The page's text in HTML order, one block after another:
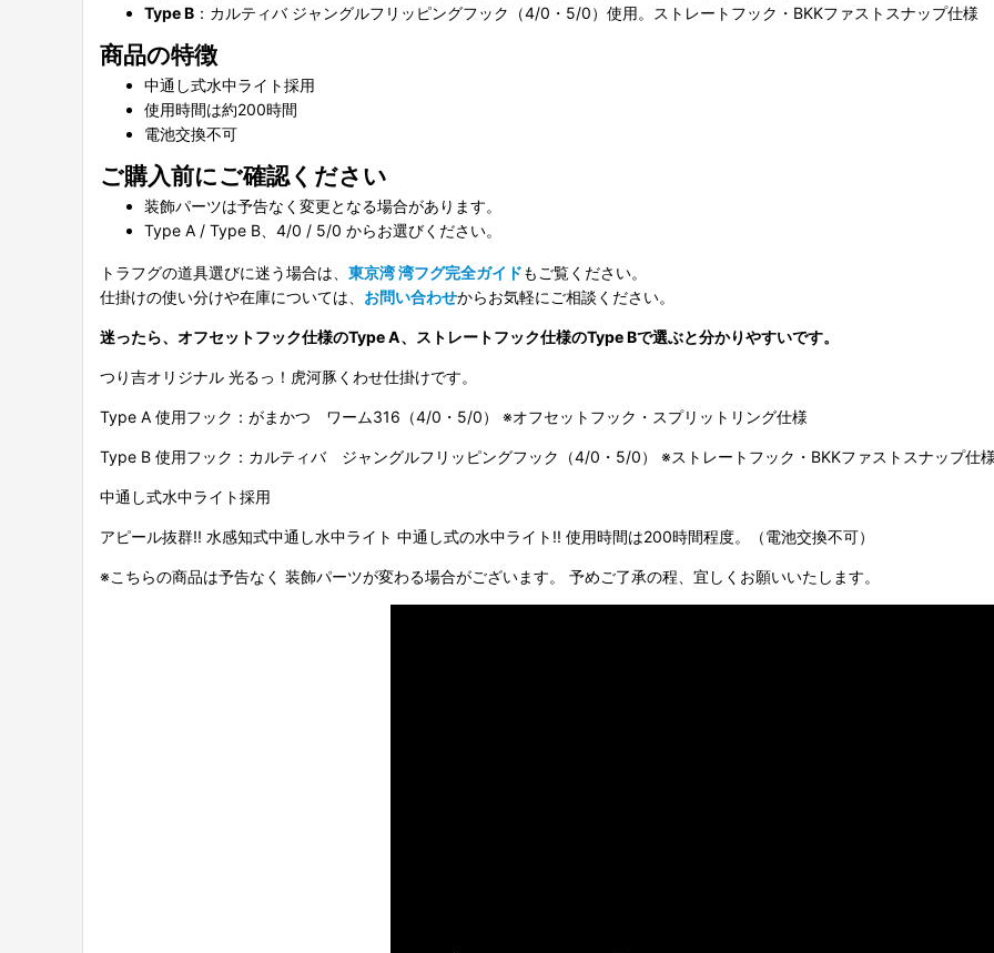
Type B ：カルティバ ジャングルフリッピングフック（4/0・5/0）使用。ストレートフック・BKKファストスナップ仕様
商品の特徴
中通し式水中ライト採用
使用時間は約200時間
電池交換不可
ご購入前にご確認ください
装飾パーツは予告なく変更となる場合があります。
Type A / Type B、4/0 / 5/0 からお選びください。
トラフグの道具選びに迷う場合は、 東京湾 湾フグ完全ガイドもご覧ください。
仕掛けの使い分けや在庫については、 お問い合わせからお気軽にご相談ください。
迷ったら、オフセットフック仕様のType A、ストレートフック仕様のType Bで選ぶと分かりやすいです。
つり吉オリジナル 光るっ！虎河豚くわせ仕掛けです。
Type A 使用フック：がまかつ ワーム316（4/0・5/0） ※オフセットフック・スプリットリング仕様
Type B 使用フック：カルティバ ジャングルフリッピングフック（4/0・5/0） ※ストレートフック・BKKファストスナップ仕
中通し式水中ライト採用
アピール抜群!! 水感知式中通し水中ライト 中通し式の水中ライト!! 使用時間は200時間程度。（電池交換不可）
※こちらの商品は予告なく 装飾パーツが変わる場合がございます。 予めご了承の程、宜しくお願いいたします。